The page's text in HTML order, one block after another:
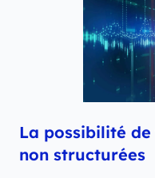
La possibilité
non structurées